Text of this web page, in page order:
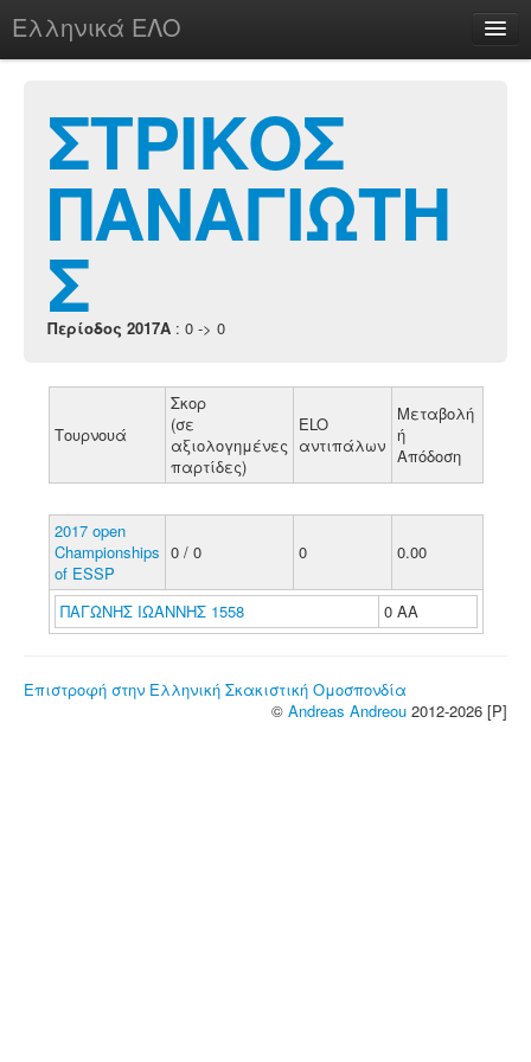
Ελληνικά ΕΛΟ
chesstu.be @ discord
Login
ΣΤΡΙΚΟΣ
ΠΑΝΑΓΙΩΤΗ
Σ
Περίοδος 2017A : 0 -> 0
Τουρνουά
Σκορ
(σε
αξιολογημένες
παρτίδες)
ELO
αντιπάλων
Μεταβολή
ή
Απόδοση
2017 open
Championships
of ESSP
0 / 0 0 0.00
ΠΑΓΩΝΗΣ ΙΩΑΝΝΗΣ 1558 0 ΑΑ
Επιστροφή στην Ελληνική Σκακιστική Ομοσπονδία
© Andreas Andreou 2012-2026 [P]